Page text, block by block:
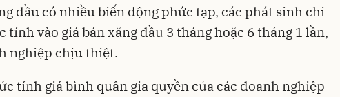
dầu có nhiều biến động phức tạp, các phát sinh chi
tính vào giá bán xăng dầu 3 tháng hoặc 6 tháng 1 lần,
nghiệp chịu thiệt.
tính giá bình quân gia quyền của các doanh nghiệp